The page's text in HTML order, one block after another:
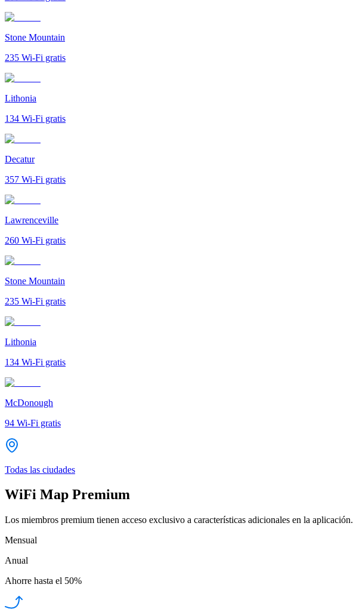
Stone Mountain
235 Wi-Fi gratis
Lithonia
134 Wi-Fi gratis
Decatur
357 Wi-Fi gratis
Lawrenceville
260 Wi-Fi gratis
Stone Mountain
235 Wi-Fi gratis
Lithonia
134 Wi-Fi gratis
McDonough
94 Wi-Fi gratis
Todas las ciudades
WiFi Map Premium
Los miembros premium tienen acceso exclusivo a características adicionales en la aplicación.
Mensual
Anual
Ahorre hasta el 50%